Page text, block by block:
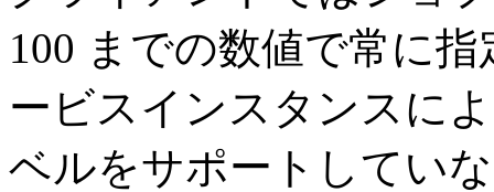
100 までの数値で常に
ービスインスタンスに
ベルをサポートしてい